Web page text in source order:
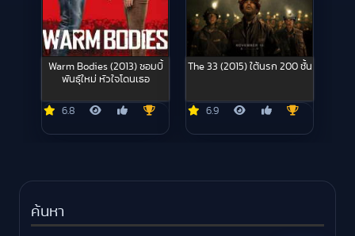
Warm Bodies (2013) ซอมบี้
พันธุ์ใหม่ หัวใจโดนเธอ
6.8
The 33 (2015) ใต้นรก 200 ชั้น
6.9
ค้นหา